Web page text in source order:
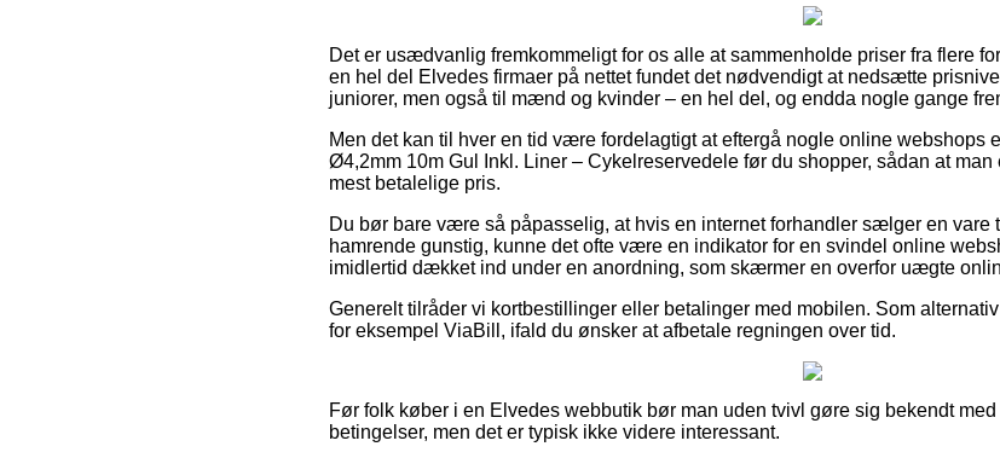
Det er usædvanlig fremkommeligt for os alle at sammenholde priser fra flere
en hel del Elvedes firmaer på nettet fundet det nødvendigt at nedsætte
juniorer, men også til mænd og kvinder – en hel del, og endda nogle gange
Men det kan til hver en tid være fordelagtigt at eftergå nogle online webshops
Ø4,2mm 10m Gul Inkl. Liner – Cykelreservedele før du shopper, sådan at
mest betalelige pris.
Du bør bare være så påpasselig, at hvis en internet forhandler sælger en vare
hamrende gunstig, kunne det ofte være en indikator for en svindel online
imidlertid dækket ind under en anordning, som skærmer en overfor uægte
Generelt tilråder vi kortbestillinger eller betalinger med mobilen. Som
for eksempel ViaBill, ifald du ønsker at afbetale regningen over tid.
Før folk køber i en Elvedes webbutik bør man uden tvivl gøre sig bekendt
betingelser, men det er typisk ikke videre interessant.